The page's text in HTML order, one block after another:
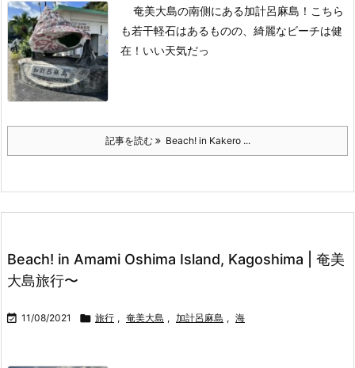
奄美大島の南側にある加計呂麻島！ こちら
も若干軽石はあるものの、綺麗なビーチは健
在！ いい天気だっ
記事を読む Beach! in Kakero ...
Beach! in Amami Oshima Island, Kagoshima | 奄美
大島旅行〜
 11/08/2021  旅行 , 奄美大島 , 加計呂麻島 , 海